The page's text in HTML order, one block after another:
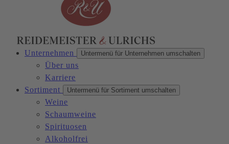
Unternehmen Untermenü für Unternehmen umschalten
Über uns
Karriere
Sortiment
Untermenü für Sortiment umschalten
Weine
Schaumweine
Spirituosen
Alkoholfrei